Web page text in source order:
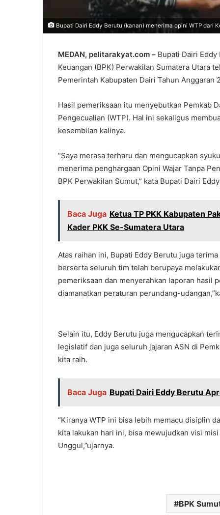
Bupati Dairi Eddy Berutu (kanan) menerima opini WTP dari
MEDAN, pelitarakyat.com – Bupati Dairi
Keuangan (BPK) Perwakilan Sumatera Utara
Pemerintah Kabupaten Dairi Tahun Anggaran
Hasil pemeriksaan itu menyebutkan Pemkab
Pengecualian (WTP). Hal ini sekaligus
kesembilan kalinya.
“Saya merasa terharu dan mengucapkan
menerima penghargaan Opini Wajar Tanpa
BPK Perwakilan Sumut,” kata Bupati Dairi
Baca Juga Ketua TP PKK Kabupaten
Kader PKK Se-Sumatera Utara
Atas raihan ini, Bupati Eddy Berutu juga
berserta seluruh tim telah berupaya
pemeriksaan dan menyerahkan laporan hasil
diamanatkan peraturan perundang-
Selain itu, Eddy Berutu juga mengucapkan
legislatif dan juga seluruh jajaran ASN di
kita raih.
Baca Juga Bupati Dairi Eddy Berutu
“Kiranya WTP ini bisa lebih memacu disiplin
kita lakukan hari ini, bisa mewujudkan visi
Unggul,”ujarnya.
BPK